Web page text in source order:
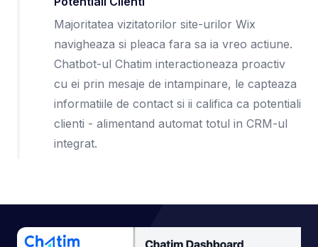
Majoritatea vizitatorilor site-urilor Wix
navigheaza si pleaca fara sa ia vreo actiune.
Chatbot-ul Chatim interactioneaza proactiv
cu ei prin mesaje de intampinare, le capteaza
informatiile de contact si ii califica ca potentiali
clienti - alimentand automat totul in CRM-ul
integrat.